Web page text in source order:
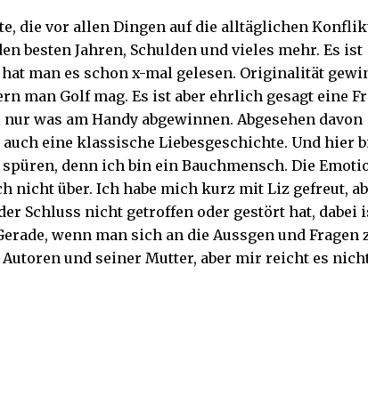
die vor allen Dingen auf die alltäglichen
besten Jahren, Schulden und vieles mehr. Es ist
man es schon x-mal gelesen. Originalität
man Golf mag. Es ist aber ehrlich gesagt eine
was am Handy abgewinnen. Abgesehen davon
eine klassische Liebesgeschichte. Und hier
denn ich bin ein Bauchmensch. Die
nicht über. Ich habe mich kurz mit Liz gefreut,
Schluss nicht getroffen oder gestört hat, dabei
wenn man sich an die Aussgen und Fragen
und seiner Mutter, aber mir reicht es